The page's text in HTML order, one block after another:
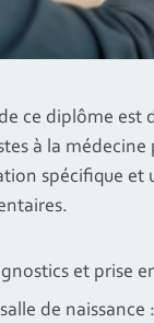
ce diplôme
à la médecine
spécifique et
et prise
de